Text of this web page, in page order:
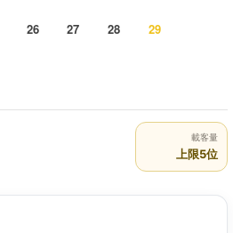
26 27 28 29
載客量
上限5位